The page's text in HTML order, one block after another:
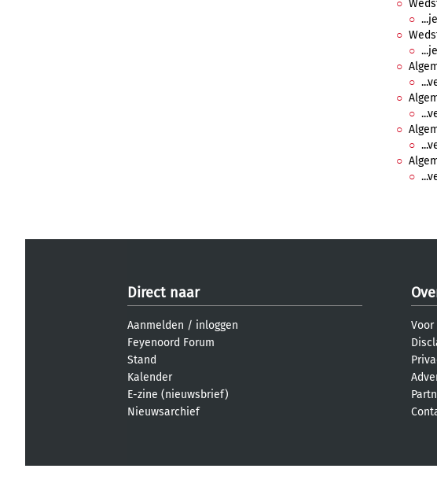
Direct naar
Aanmelden / inloggen
Feyenoord Forum
Stand
Kalender
E-zine (nieuwsbrief)
Nieuwsarchief